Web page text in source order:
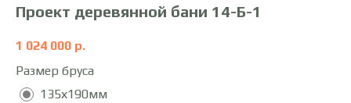
Проект деревянной бани 14-Б-1
1 024 000 р.
Размер бруса
135х190мм